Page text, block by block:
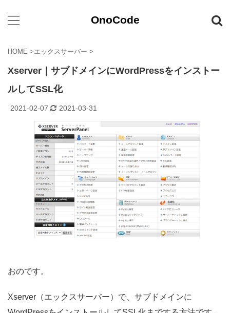
OnoCode
HOME >エックスサーバー >
Xserver｜サブドメインにWordPressをインストー
ルしてSSL化
2021-02-07 2021-03-31
おのです。
Xserver（エックスサーバー）で、サブドメインに